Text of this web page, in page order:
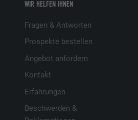
WIR HELFEN IHNEN
Fragen & Antworten
Prospekte bestellen
Angebot anfordern
Kontakt
Erfahrungen
Beschwerden &